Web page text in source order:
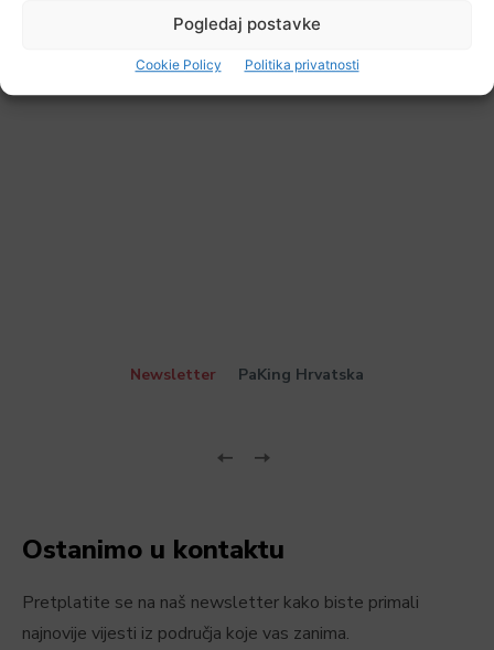
Pogledaj postavke
Cookie Policy Politika privatnosti
Europska komisija odobrila je
recikliranja vrijedan 500 milijuna eura
Newsletter PaKing Hrvatska
Ostanimo u kontaktu
Pretplatite se na naš newsletter kako biste primali
najnovije vijesti iz područja koje vas zanima.